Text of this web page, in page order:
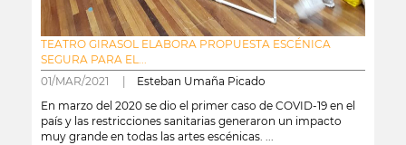
TEATRO GIRASOL ELABORA PROPUESTA ESCÉNICA
SEGURA PARA EL...
01/MAR/2021 | Esteban Umaña Picado
En marzo del 2020 se dio el primer caso de COVID-19 en el
país y las restricciones sanitarias generaron un impacto
muy grande en todas las artes escénicas. ...